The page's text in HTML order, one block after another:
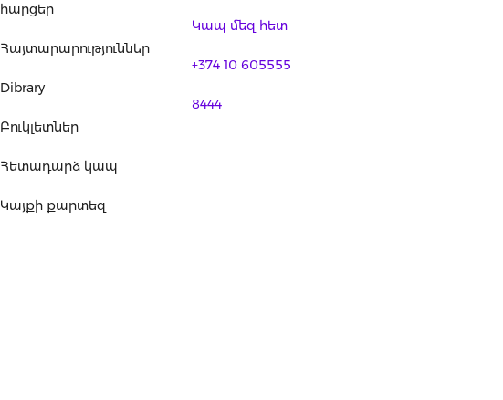
հարցեր
Հայտարարություններ
Dibrary
Բուկլետներ
Հետադարձ կապ
Կայքի քարտեզ
Կապ մեզ հետ
+374 10 605555
8444